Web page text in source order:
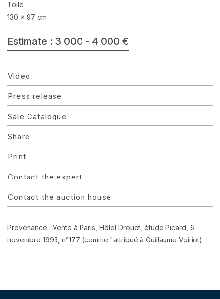
Toile
130 x 97 cm
Estimate : 3 000 - 4 000 €
Video
Press release
Sale Catalogue
Share
Print
Contact the expert
Contact the auction house
Provenance : Vente à Paris, Hôtel Drouot, étude Picard, 6
novembre 1995, n°177 (comme "attribué à Guillaume Voiriot)